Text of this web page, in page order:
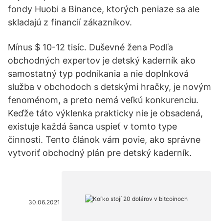
fondy Huobi a Binance, ktorých peniaze sa ale
skladajú z financií zákazníkov.
Mínus $ 10-12 tisíc. Duševné žena Podľa
obchodných expertov je detský kaderník ako
samostatný typ podnikania a nie doplnková
služba v obchodoch s detskými hračky, je novým
fenoménom, a preto nemá veľkú konkurenciu.
Keďže táto výklenka prakticky nie je obsadená,
existuje každá šanca uspieť v tomto type
činnosti. Tento článok vám povie, ako správne
vytvoriť obchodný plán pre detský kaderník.
30.06.2021